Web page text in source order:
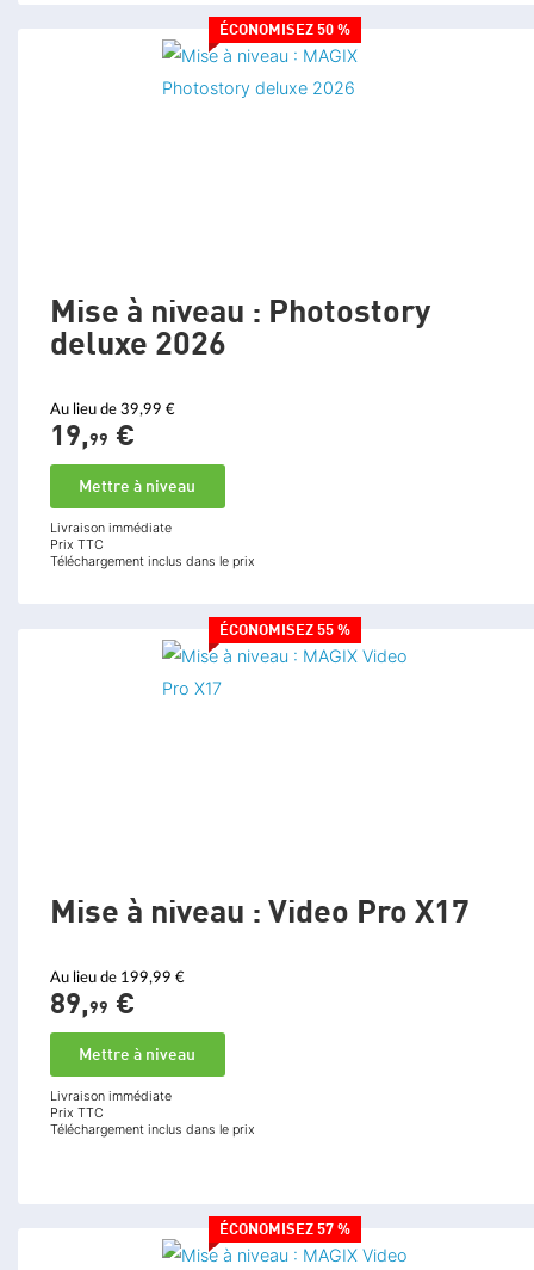
ÉCONOMISEZ 57 %
ÉCONOMISEZ 55 %
Mise à niveau : Video Pro X17
Au lieu de 199,99 €
89,99 €
Mettre à niveau
Livraison immédiate
Prix TTC
Téléchargement inclus dans le prix
ÉCONOMISEZ 50 %
Mise à niveau : Photostory
deluxe 2026
Au lieu de 39,99 €
19,99 €
Mettre à niveau
Livraison immédiate
Prix TTC
Téléchargement inclus dans le prix